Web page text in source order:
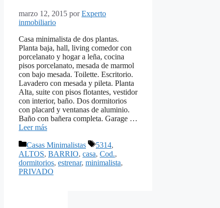
marzo 12, 2015 porExperto
inmobiliario
Casa minimalista de dos plantas.
Planta baja, hall, living comedor con
porcelanato y hogar a leña, cocina
pisos porcelanato, mesada de marmol
con bajo mesada. Toilette. Escritorio.
Lavadero con mesada y pileta. Planta
Alta, suite con pisos flotantes, vestidor
con interior, baño. Dos dormitorios
con placard y ventanas de aluminio.
Baño con bañera completa. Garage …
Leer más
Categorías
Casas Minimalistas Etiquetas
5314,
ALTOS, BARRIO, casa, Cod.,
dormitorios, estrenar, minimalista,
PRIVADO